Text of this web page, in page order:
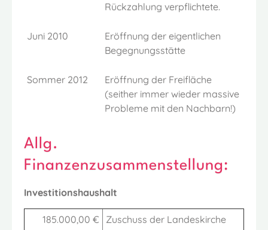
Rückzahlung verpflichtete.
Juni 2010
Eröffnung der eigentlichen
Begegnungsstätte
Sommer 2012
Eröffnung der Freifläche
(seither immer wieder massive
Probleme mit den Nachbarn!)
Allg.
Finanzenzusammenstellung:
Investitionshaushalt
185.000,00 € Zuschuss der Landeskirche